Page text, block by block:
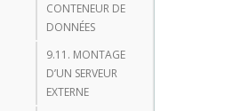
CONTENEUR DE
DONNÉES
9.11. MONTAGE
D’UN SERVEUR
EXTERNE